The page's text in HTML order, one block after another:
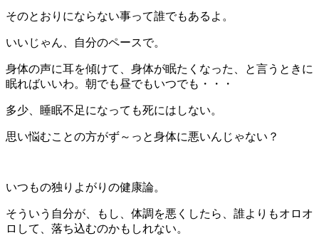
そのとおりにならない事って誰でもあるよ。
いいじゃん、自分のペースで。
身体の声に耳を傾けて、身体が眠たくなった、と言うときに
眠ればいいわ。朝でも昼でもいつでも・・・
多少、睡眠不足になっても死にはしない。
思い悩むことの方がず～っと身体に悪いんじゃない？
いつもの独りよがりの健康論。
そういう自分が、もし、体調を悪くしたら、誰よりもオロオ
ロして、落ち込むのかもしれない。